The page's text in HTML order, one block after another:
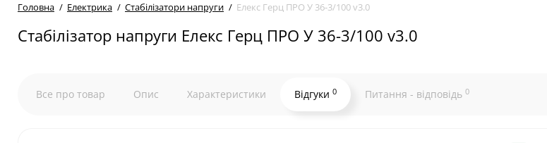
Головна Електрика Стабілізатори напруги Елекс Герц ПРО У 36-3/100 v3.0
Стабілізатор напруги Елекс Герц ПРО У 36-3/100 v3.0
Все про товар Опис Характеристики Відгуки 0 Питання - відповідь 0